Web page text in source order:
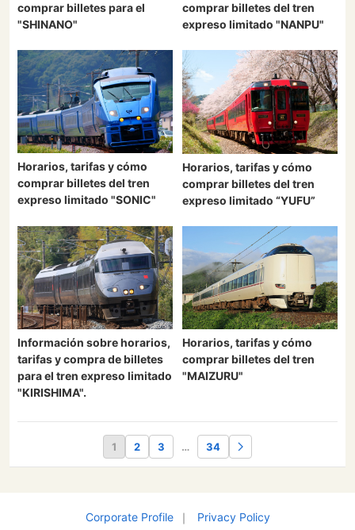
comprar billetes para el
"SHINANO"
comprar billetes del tren
expreso limitado "NANPU"
Horarios, tarifas y cómo
comprar billetes del tren
expreso limitado "SONIC"
Horarios, tarifas y cómo
comprar billetes del tren
expreso limitado “YUFU”
Información sobre horarios,
tarifas y compra de billetes
para el tren expreso limitado
"KIRISHIMA".
Horarios, tarifas y cómo
comprar billetes del tren
"MAIZURU"
1 2 3 … 34
Corporate Profile ｜ Privacy Policy